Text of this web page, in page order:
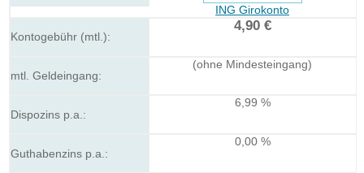
ING Girokonto
4,90 €
(ohne Mindesteingang)
6,99 %
0,00 %